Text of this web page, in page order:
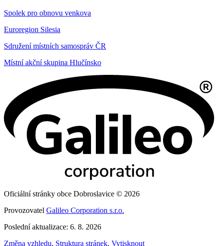
Spolek pro obnovu venkova
Euroregion Silesia
Sdružení místních samospráv ČR
Místní akční skupina Hlučínsko
Oficiální stránky obce Dobroslavice © 2026
Provozovatel Galileo Corporation s.r.o.
Poslední aktualizace: 6. 8. 2026
Změna vzhledu, Struktura stránek, Vytisknout